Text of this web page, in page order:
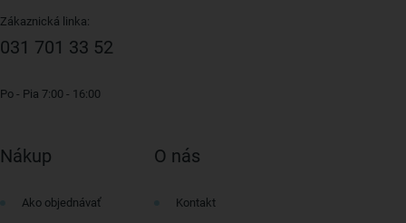
Zákaznická linka:
031 701 33 52
Po - Pia 7:00 - 16:00
Nákup
Ako objednávať
O nás
Kontakt